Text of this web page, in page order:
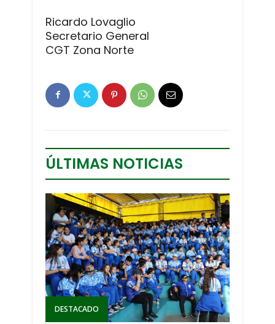
Ricardo Lovaglio
Secretario General
CGT Zona Norte
ÚLTIMAS NOTICIAS
DESTACADO